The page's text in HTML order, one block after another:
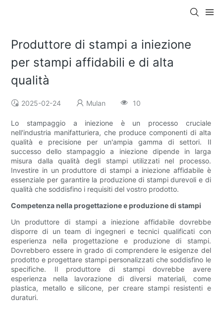
Produttore di stampi a iniezione
per stampi affidabili e di alta
qualità
2025-02-24 Mulan 10
Lo stampaggio a iniezione è un processo cruciale
nell'industria manifatturiera, che produce componenti di alta
qualità e precisione per un'ampia gamma di settori. Il
successo dello stampaggio a iniezione dipende in larga
misura dalla qualità degli stampi utilizzati nel processo.
Investire in un produttore di stampi a iniezione affidabile è
essenziale per garantire la produzione di stampi durevoli e di
qualità che soddisfino i requisiti del vostro prodotto.
Competenza nella progettazione e produzione di stampi
Un produttore di stampi a iniezione affidabile dovrebbe
disporre di un team di ingegneri e tecnici qualificati con
esperienza nella progettazione e produzione di stampi.
Dovrebbero essere in grado di comprendere le esigenze del
prodotto e progettare stampi personalizzati che soddisfino le
specifiche. Il produttore di stampi dovrebbe avere
esperienza nella lavorazione di diversi materiali, come
plastica, metallo e silicone, per creare stampi resistenti e
duraturi.